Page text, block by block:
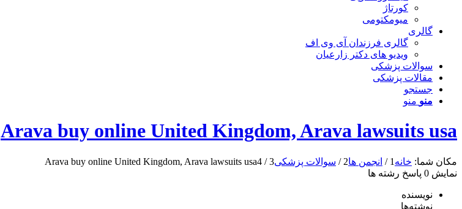
کورتاژ
میومکتومی
گالری
گالری فرزندان آی وی اف
ویدیو های دکتر زارعیان
سوالات پزشکی
مقالات پزشکی
جستجو
منو منو
Arava buy online United Kingdom, Arava lawsuits usa
مکان شما: خانه 1
/ انجمن ها2
/ سوالات پزشکی3
/
Arava buy online United Kingdom, Arava lawsuits usa4
نمایش 0 پاسخ رشته ها
نویسنده
نوشته‌ها